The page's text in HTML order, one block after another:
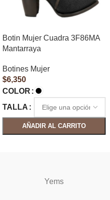
Botin Mujer Cuadra 3F86MA
Mantarraya
Botines Mujer
$6,350
COLOR
TALLA
AÑADIR AL CARRITO
Yems